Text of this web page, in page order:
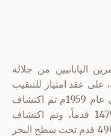
اليابانيين من جلالة
على عقد امتياز للتنقيب
عن النفط في المنطقة المحايدة و في عام 1959م تم اكتشاف
تكوينات للغاز الطبيعي على عمق 1479 قدماً، وتم اكتشاف
كميات تجارية من النفط على عمق 4900 قدم تحت سطح البحر